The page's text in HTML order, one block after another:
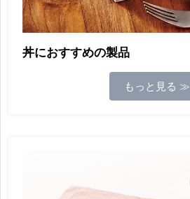
丼におすすめの製品
もっと見る ≫